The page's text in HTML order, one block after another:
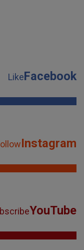
LikeFacebook
Instagram
YouTube